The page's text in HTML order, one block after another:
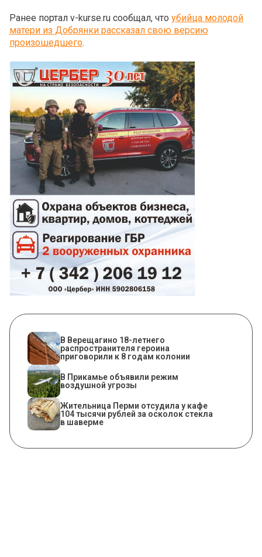
Ранее портал v-kurse.ru сообщал, что убийца молодой
матери из Добрянки рассказал свою версию
произошедшего.
В Верещагино 18-летнего
распространителя героина
приговорили к 8 годам колонии
В Прикамье объявили режим
воздушной угрозы
Жительница Перми отсудила у кафе
104 тысячи рублей за осколок стекла
в шаверме